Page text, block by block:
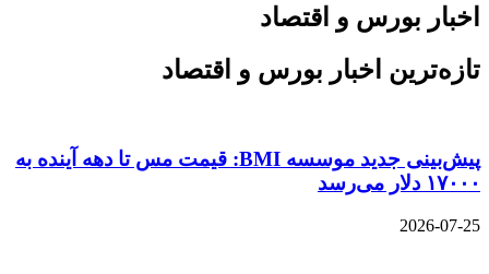
اخبار بورس و اقتصاد
تازه‌ترین اخبار بورس و اقتصاد
پیش‌بینی جدید موسسه BMI: قیمت مس تا دهه آینده به
۱۷۰۰۰ دلار می‌رسد
2026-07-25